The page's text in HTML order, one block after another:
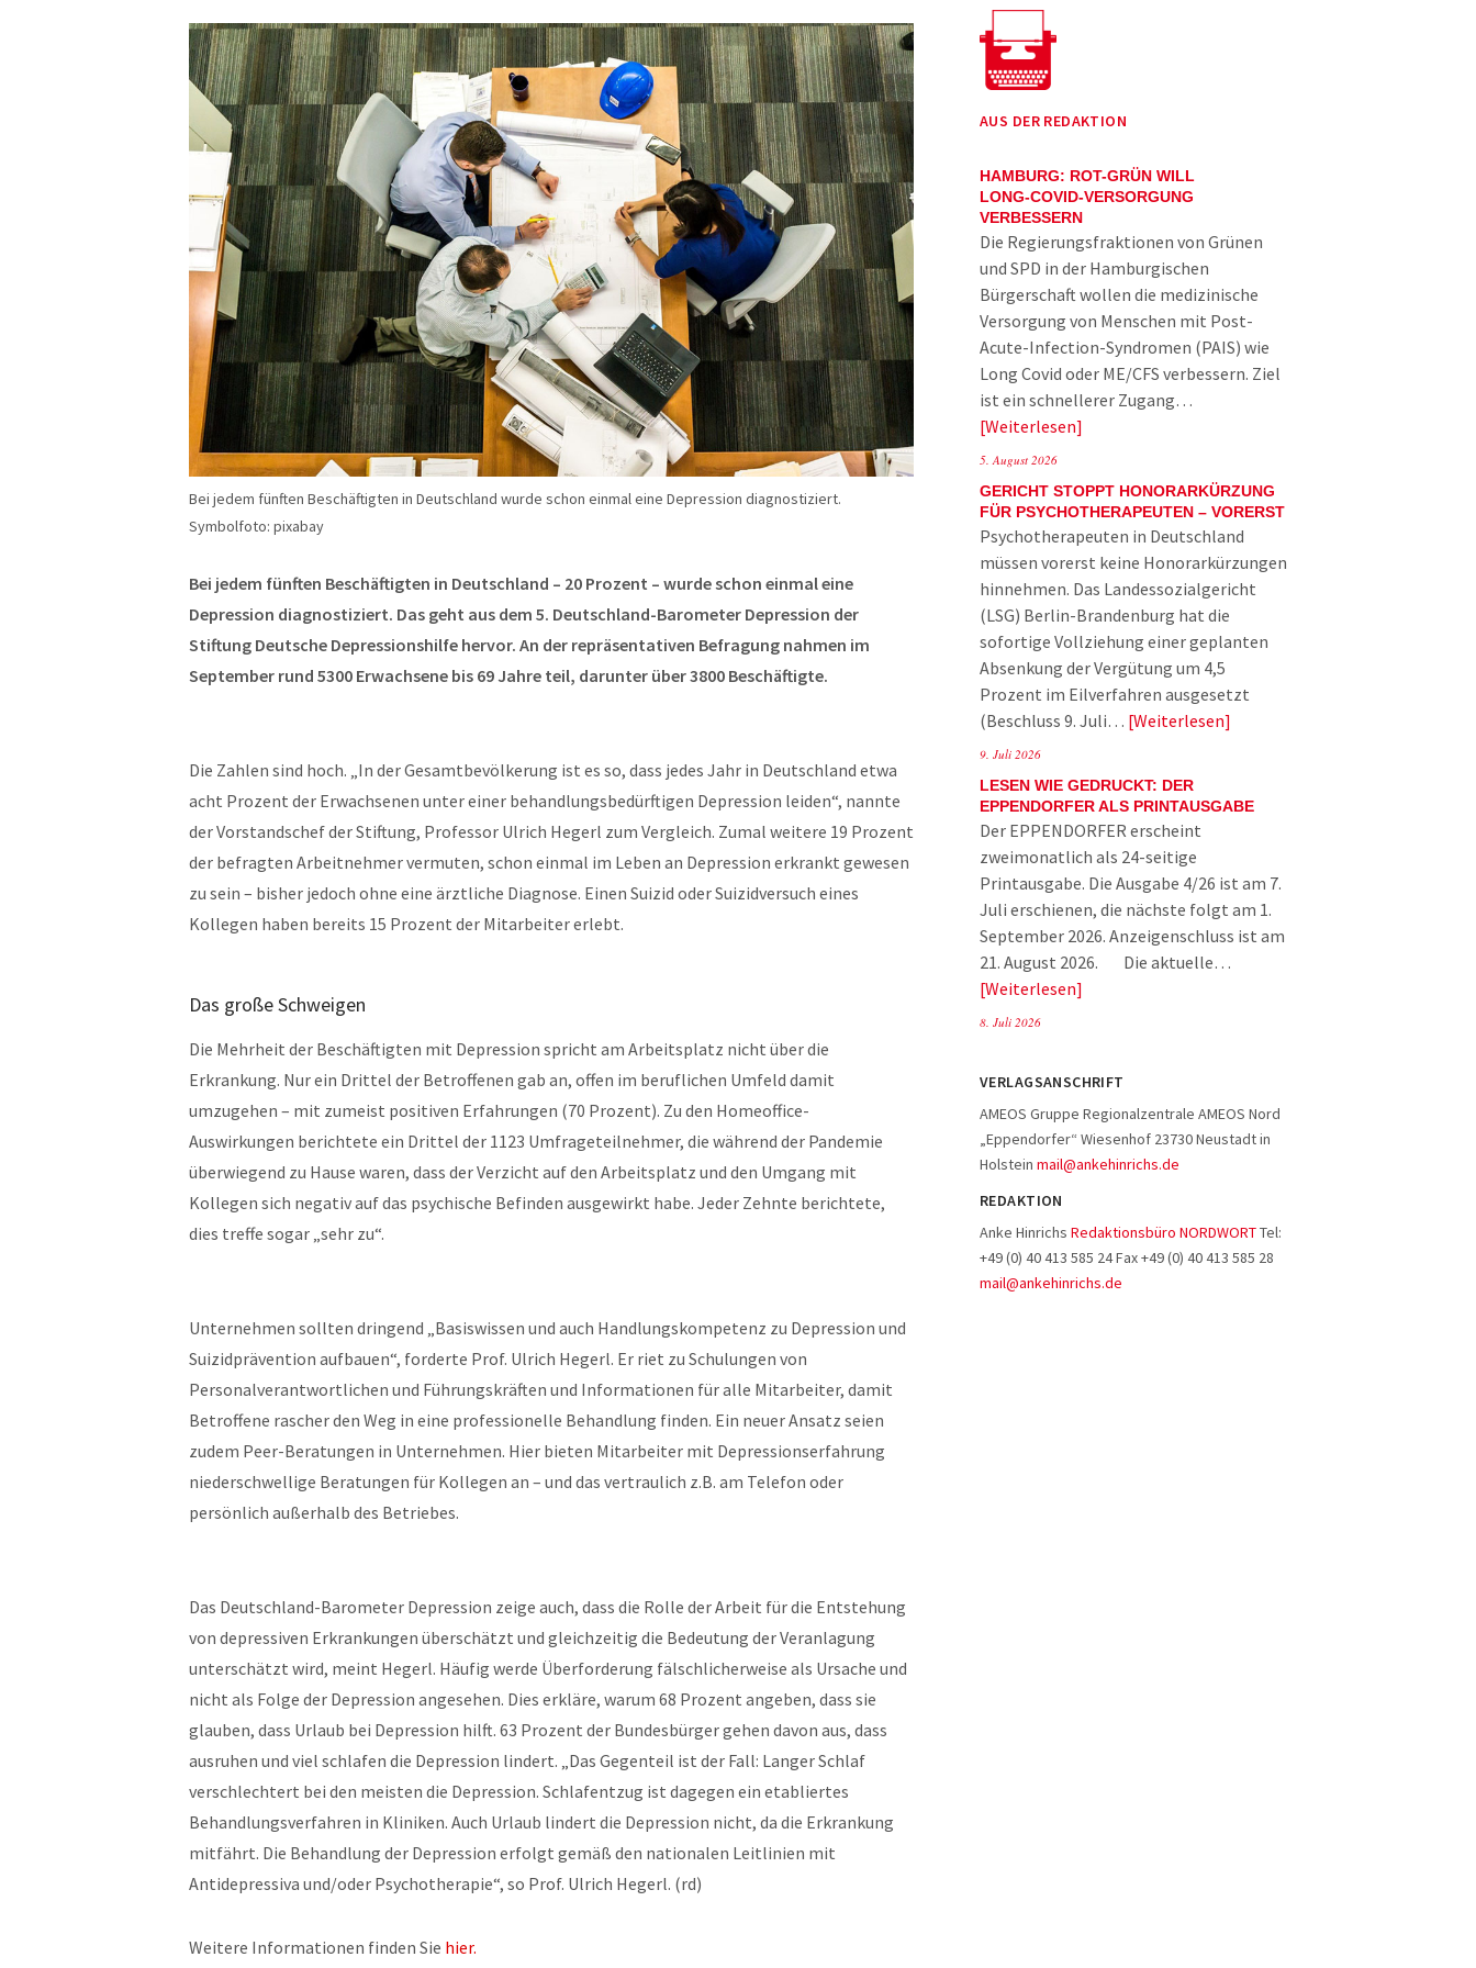
Bei jedem fünften Beschäftigten in Deutschland wurde schon einmal eine Depression diagnostiziert.
Symbolfoto: pixabay
Bei jedem fünften Beschäftigten in Deutschland – 20 Prozent – wurde schon einmal eine
Depression diagnostiziert. Das geht aus dem 5. Deutschland-Barometer Depression der
Stiftung Deutsche Depressionshilfe hervor. An der repräsentativen Befragung nahmen im
September rund 5300 Erwachsene bis 69 Jahre teil, darunter über 3800 Beschäftigte.
Die Zahlen sind hoch. „In der Gesamtbevölkerung ist es so, dass jedes Jahr in Deutschland etwa
acht Prozent der Erwachsenen unter einer behandlungsbedürftigen Depression leiden“, nannte
der Vorstandschef der Stiftung, Professor Ulrich Hegerl zum Vergleich. Zumal weitere 19 Prozent
der befragten Arbeitnehmer vermuten, schon einmal im Leben an Depression erkrankt gewesen
zu sein – bisher jedoch ohne eine ärztliche Diagnose. Einen Suizid oder Suizidversuch eines
Kollegen haben bereits 15 Prozent der Mitarbeiter erlebt.
Das große Schweigen
Die Mehrheit der Beschäftigten mit Depression spricht am Arbeitsplatz nicht über die
Erkrankung. Nur ein Drittel der Betroffenen gab an, offen im beruflichen Umfeld damit
umzugehen – mit zumeist positiven Erfahrungen (70 Prozent). Zu den Homeoffice-
Auswirkungen berichtete ein Drittel der 1123 Umfrageteilnehmer, die während der Pandemie
überwiegend zu Hause waren, dass der Verzicht auf den Arbeitsplatz und den Umgang mit
Kollegen sich negativ auf das psychische Befinden ausgewirkt habe. Jeder Zehnte berichtete,
dies treffe sogar „sehr zu“.
Unternehmen sollten dringend „Basiswissen und auch Handlungskompetenz zu Depression und
Suizidprävention aufbauen“, forderte Prof. Ulrich Hegerl. Er riet zu Schulungen von
Personalverantwortlichen und Führungskräften und Informationen für alle Mitarbeiter, damit
Betroffene rascher den Weg in eine professionelle Behandlung finden. Ein neuer Ansatz seien
zudem Peer-Beratungen in Unternehmen. Hier bieten Mitarbeiter mit Depressionserfahrung
niederschwellige Beratungen für Kollegen an – und das vertraulich z.B. am Telefon oder
persönlich außerhalb des Betriebes.
Das Deutschland-Barometer Depression zeige auch, dass die Rolle der Arbeit für die Entstehung
von depressiven Erkrankungen überschätzt und gleichzeitig die Bedeutung der Veranlagung
unterschätzt wird, meint Hegerl. Häufig werde Überforderung fälschlicherweise als Ursache und
nicht als Folge der Depression angesehen. Dies erkläre, warum 68 Prozent angeben, dass sie
glauben, dass Urlaub bei Depression hilft. 63 Prozent der Bundesbürger gehen davon aus, dass
ausruhen und viel schlafen die Depression lindert. „Das Gegenteil ist der Fall: Langer Schlaf
verschlechtert bei den meisten die Depression. Schlafentzug ist dagegen ein etabliertes
Behandlungsverfahren in Kliniken. Auch Urlaub lindert die Depression nicht, da die Erkrankung
mitfährt. Die Behandlung der Depression erfolgt gemäß den nationalen Leitlinien mit
Antidepressiva und/oder Psychotherapie“, so Prof. Ulrich Hegerl. (rd)
Weitere Informationen finden Sie hier.
AUS DER REDAKTION
HAMBURG: ROT-GRÜN WILL
LONG-COVID-VERSORGUNG
VERBESSERN
Die Regierungsfraktionen von Grünen
und SPD in der Hamburgischen
Bürgerschaft wollen die medizinische
Versorgung von Menschen mit Post-
Acute-Infection-Syndromen (PAIS) wie
Long Covid oder ME/CFS verbessern. Ziel
ist ein schnellerer Zugang…
Weiterlesen
5. August 2026
GERICHT STOPPT HONORARKÜRZUNG
FÜR PSYCHOTHERAPEUTEN – VORERST
Psychotherapeuten in Deutschland
müssen vorerst keine Honorarkürzungen
hinnehmen. Das Landessozialgericht
(LSG) Berlin-Brandenburg hat die
sofortige Vollziehung einer geplanten
Absenkung der Vergütung um 4,5
Prozent im Eilverfahren ausgesetzt
(Beschluss 9. Juli… Weiterlesen
9. Juli 2026
LESEN WIE GEDRUCKT: DER
EPPENDORFER ALS PRINTAUSGABE
Der EPPENDORFER erscheint
zweimonatlich als 24-seitige
Printausgabe. Die Ausgabe 4/26 ist am 7.
Juli erschienen, die nächste folgt am 1.
September 2026. Anzeigenschluss ist am
21. August 2026. Die aktuelle…
Weiterlesen
8. Juli 2026
VERLAGSANSCHRIFT
AMEOS Gruppe Regionalzentrale AMEOS Nord
„Eppendorfer“ Wiesenhof 23730 Neustadt in
Holstein mail@ankehinrichs.de
REDAKTION
Anke Hinrichs Redaktionsbüro NORDWORTTel:
+49 (0) 40 413 585 24 Fax +49 (0) 40 413 585 28
mail@ankehinrichs.de